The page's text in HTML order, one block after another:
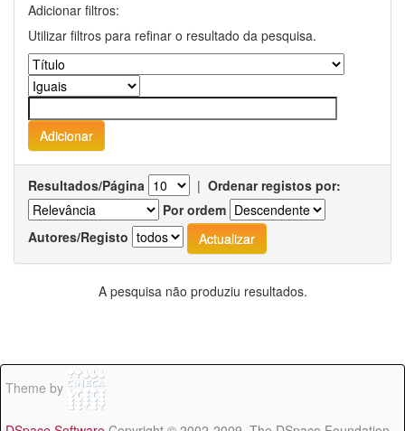
Adicionar filtros:
Utilizar filtros para refinar o resultado da pesquisa.
Resultados/Página | Ordenar registos por:
Por ordem
Autores/Registo
A pesquisa não produziu resultados.
Theme by